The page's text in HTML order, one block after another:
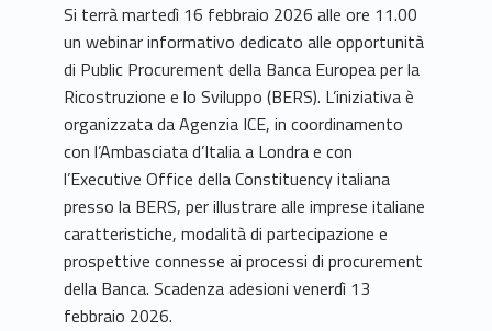
Si terrà martedì 16 febbraio 2026 alle ore 11.00
un webinar informativo dedicato alle opportunità
di Public Procurement della Banca Europea per la
Ricostruzione e lo Sviluppo (BERS). L’iniziativa è
organizzata da Agenzia ICE, in coordinamento
con l’Ambasciata d’Italia a Londra e con
l’Executive Office della Constituency italiana
presso la BERS, per illustrare alle imprese italiane
caratteristiche, modalità di partecipazione e
prospettive connesse ai processi di procurement
della Banca. Scadenza adesioni venerdì 13
febbraio 2026.